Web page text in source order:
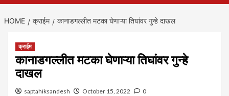
HOME क्राईम कानाडगल्लीत मटका घेणाऱ्या तिघांवर गुन्हे दाखल
क्राईम
कानाडगल्लीत मटका घेणाऱ्या तिघांवर गुन्हे
दाखल
saptahiksandesh October 15, 2022 0